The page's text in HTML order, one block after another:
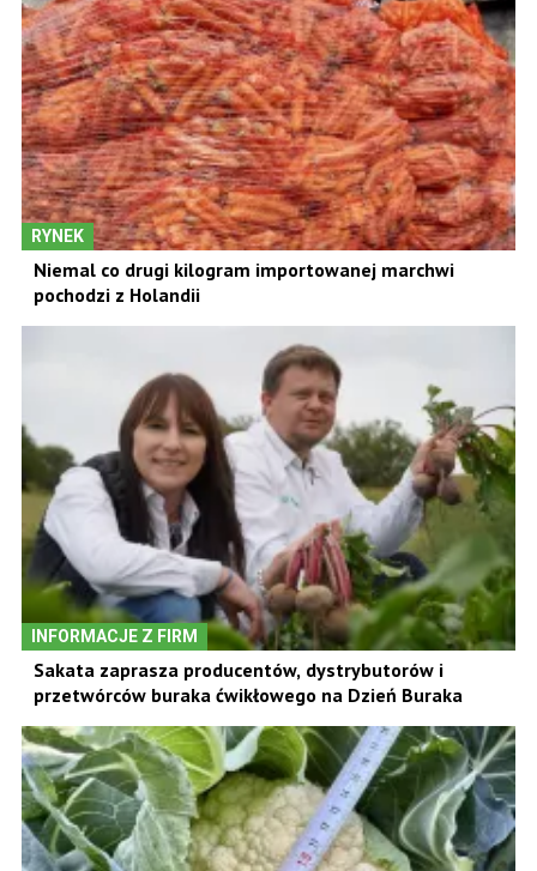
RYNEK
Niemal co drugi kilogram importowanej marchwi
pochodzi z Holandii
INFORMACJE Z FIRM
Sakata zaprasza producentów, dystrybutorów i
przetwórców buraka ćwikłowego na Dzień Buraka